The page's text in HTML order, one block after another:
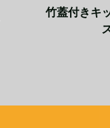
竹蓋付きキ